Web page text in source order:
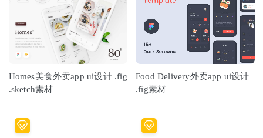
Homes美食外卖app ui设计 .fig
.sketch素材
Food Delivery外卖app ui设计
.fig素材